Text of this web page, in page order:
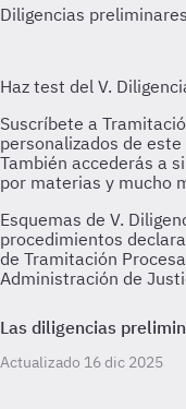
Esquemas de V.
procedimientos
de Tramitación
Administración de
Las diligencias
Actualizado 16 dic 2025